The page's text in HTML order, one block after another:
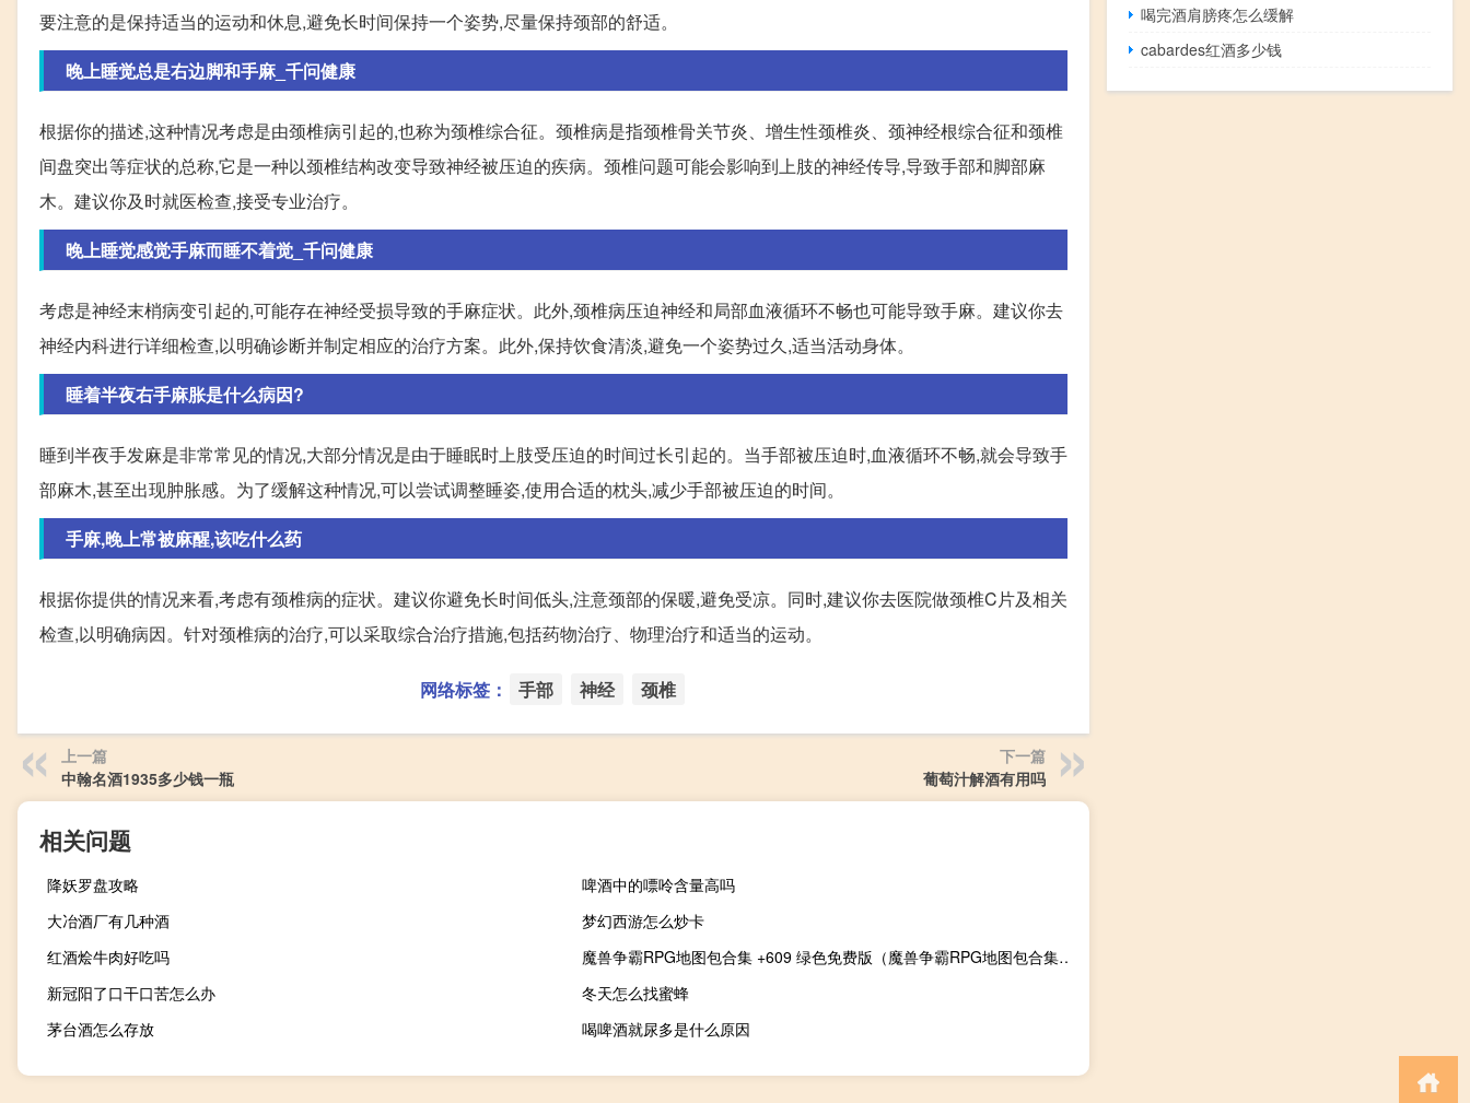
要注意的是保持适当的运动和休息,避免长时间保持一个姿势,尽量保持颈部的舒适。
晚上睡觉总是右边脚和手麻_千问健康
根据你的描述,这种情况考虑是由颈椎病引起的,也称为颈椎综合征。颈椎病是指颈椎骨关节炎、增生性颈椎炎、颈神经根综合征和颈椎
间盘突出等症状的总称,它是一种以颈椎结构改变导致神经被压迫的疾病。颈椎问题可能会影响到上肢的神经传导,导致手部和脚部麻
木。建议你及时就医检查,接受专业治疗。
晚上睡觉感觉手麻而睡不着觉_千问健康
考虑是神经末梢病变引起的,可能存在神经受损导致的手麻症状。此外,颈椎病压迫神经和局部血液循环不畅也可能导致手麻。建议你去
神经内科进行详细检查,以明确诊断并制定相应的治疗方案。此外,保持饮食清淡,避免一个姿势过久,适当活动身体。
睡着半夜右手麻胀是什么病因?
睡到半夜手发麻是非常常见的情况,大部分情况是由于睡眠时上肢受压迫的时间过长引起的。当手部被压迫时,血液循环不畅,就会导致手
部麻木,甚至出现肿胀感。为了缓解这种情况,可以尝试调整睡姿,使用合适的枕头,减少手部被压迫的时间。
手麻,晚上常被麻醒,该吃什么药
根据你提供的情况来看,考虑有颈椎病的症状。建议你避免长时间低头,注意颈部的保暖,避免受凉。同时,建议你去医院做颈椎C片及相关
检查,以明确病因。针对颈椎病的治疗,可以采取综合治疗措施,包括药物治疗、物理治疗和适当的运动。
网络标签： 手部 神经 颈椎
上一篇
中翰名酒1935多少钱一瓶
下一篇
葡萄汁解酒有用吗
相关问题
降妖罗盘攻略
啤酒中的嘌呤含量高吗
大冶酒厂有几种酒
梦幻西游怎么炒卡
红酒烩牛肉好吃吗
魔兽争霸RPG地图包合集 +609 绿色免费版（魔兽争霸RPG地图包合集 +609 绿色免费版功能简介）
新冠阳了口干口苦怎么办
冬天怎么找蜜蜂
茅台酒怎么存放
喝啤酒就尿多是什么原因
喝完酒肩膀疼怎么缓解
cabardes红酒多少钱